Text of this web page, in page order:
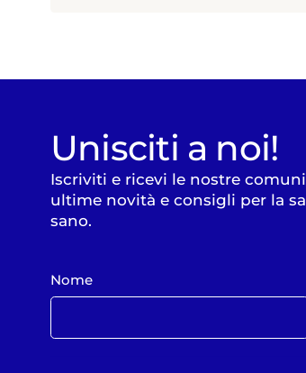
Unisciti a noi!
Iscriviti e ricevi le nostre
ultime novità e consigli per la
sano.
Nome